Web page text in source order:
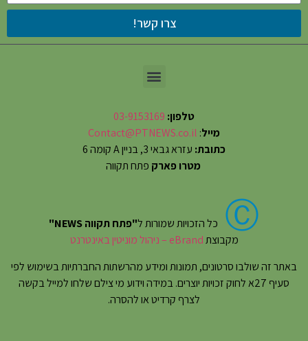
צרו קשר!
טלפון: 03-9153169
מייל:
Contact@PTNEWS.co.il
כתובת: עזרא גבאי 3, בניין A קומה 6
מטרו פארק פתח תקווה
Ⓒ כל הזכויות שמורות ל"פתח תקווה NEWS"
מקבוצתeBrand – ניהול מוניטין באינטרנט
באתר זה שולבו סרטונים, תמונות ומידע מהרשתות החברתיות בשימוש לפי
סעיף 27א לחוק זכויות יוצרים. במידה וידוע מי צילם שלחו למייל בקשה
לצרף קרדיט או להסרה.